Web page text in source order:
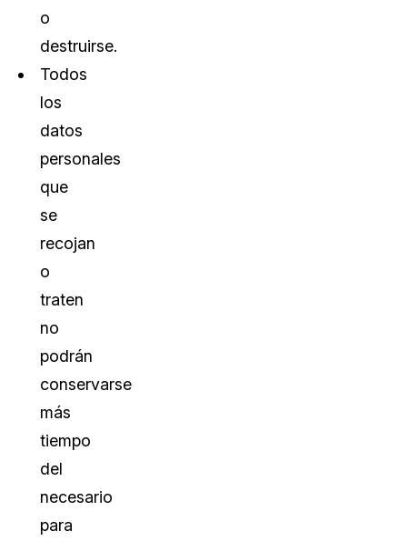
o
destruirse.
Todos
los
datos
personales
que
se
recojan
o
traten
no
podrán
conservarse
más
tiempo
del
necesario
para